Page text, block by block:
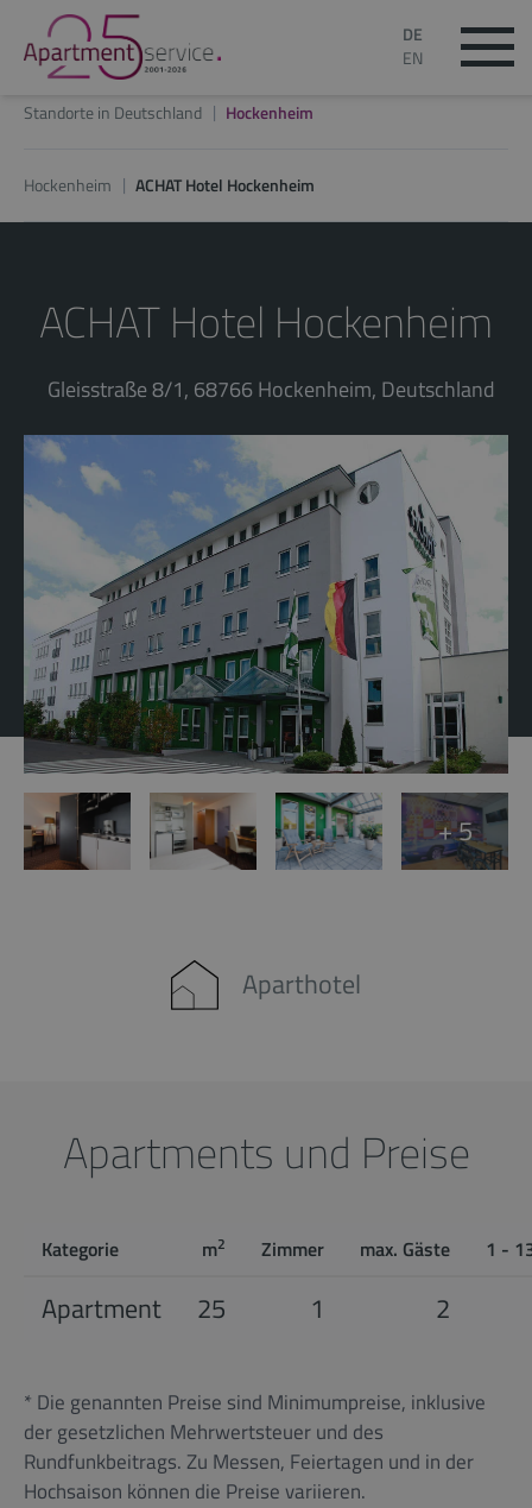
DE
EN
Standorte in Deutschland Hockenheim
Hockenheim ACHAT Hotel Hockenheim
ACHAT Hotel Hockenheim
Gleisstraße 8/1, 68766 Hockenheim, Deutschland
+ 5
Aparthotel
Apartments und Preise
Kategorie m2 Zimmer max. Gäste 1 -
Apartment 25 1 2
* Die genannten Preise sind Minimumpreise, inklusive
der gesetzlichen Mehrwertsteuer und des
Rundfunkbeitrags. Zu Messen, Feiertagen und in der
Hochsaison können die Preise variieren.